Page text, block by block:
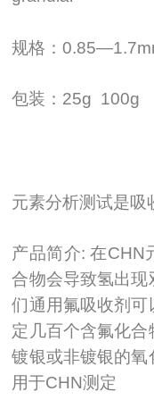
规格：
包装： 25g 100g
元素分析测试是吸
产品简介:在CHN
合物会导致氢出
们通用氟吸收剂可
定几百个含氟化
镀银或非镀银的
用于CHN测定